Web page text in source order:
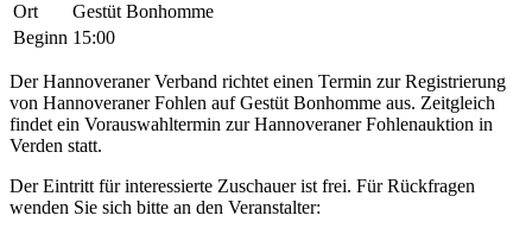
Ort
Gestüt Bonhomme
Beginn 15:00
Der Hannoveraner Verband richtet einen Termin zur Registrierung
von Hannoveraner Fohlen auf Gestüt Bonhomme aus. Zeitgleich
findet ein Vorauswahltermin zur Hannoveraner Fohlenauktion in
Verden statt.
Der Eintritt für interessierte Zuschauer ist frei. Für Rückfragen
wenden Sie sich bitte an den Veranstalter: